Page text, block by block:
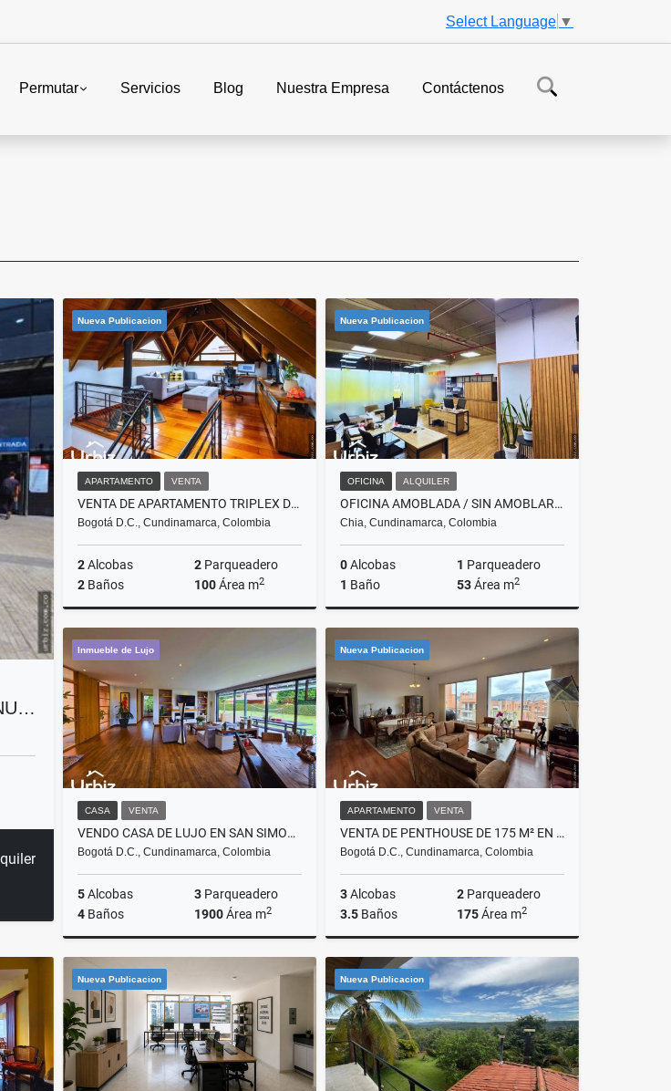
Select Language ▼
Permutar Servicios Blog Nuestra Empresa Contáctenos
Nueva Publicacion
APARTAMENTO VENTA
VENTA DE APARTAMENTO TRIPLEX DE 100 M² EN SAN PATRICIO
Bogotá D.C., Cundinamarca, Colombia
2Alcobas 2 Parqueadero
2 Baños 100Área m2
$700.000.000
Nueva Publicacion
OFICINA ALQUILER
OFICINA AMOBLADA / SIN AMOBLAR ARRIENDO DE 53 M² EDIFICIO BELENUS CHIA
Chia, Cundinamarca, Colombia
0Alcobas 1 Parqueadero
1 Baño 53Área m2
Inmueble de Lujo
CASA VENTA
VENDO CASA DE LUJO EN SAN SIMON DE 447M
Bogotá D.C., Cundinamarca, Colombia
5Alcobas 3 Parqueadero
4 Baños 1900Área m2
$3.500.000.000
Nueva Publicacion
APARTAMENTO VENTA
VENTA DE PENTHOUSE DE 175 M² EN CONJUNTO CON PISCINA Y CLUB HOUSE
Bogotá D.C., Cundinamarca, Colombia
3Alcobas 2 Parqueadero
3.5 Baños 175Área m2
Venta
$1.250.000.000
Nueva Publicacion Nueva Publicacion